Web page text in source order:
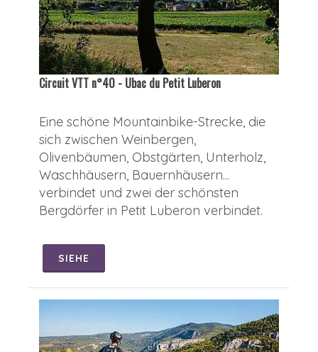
Circuit VTT n°40 - Ubac du Petit Luberon
Eine schöne Mountainbike-Strecke, die
sich zwischen Weinbergen,
Olivenbäumen, Obstgärten, Unterholz,
Waschhäusern, Bauernhäusern...
verbindet und zwei der schönsten
Bergdörfer in Petit Luberon verbindet.
SIEHE